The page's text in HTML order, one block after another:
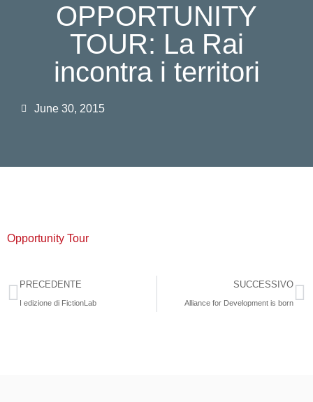
OPPORTUNITY
TOUR: La Rai
incontra i territori
June 30, 2015
Opportunity Tour
PRECEDENTE
I edizione di FictionLab
SUCCESSIVO
Alliance for Development is born